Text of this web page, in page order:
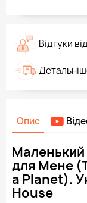
Відгуки
Опис
для Мене
a Planet).
House